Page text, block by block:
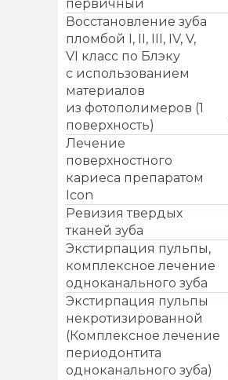
первичный
Восстановление зуба
пломбой I, II, III, IV, V,
VI класс по Блэку
с использованием
материалов
из фотополимеров (1
поверхность)
Лечение
поверхностного
кариеса препаратом
Icon
Ревизия твердых
тканей зуба
Экстирпация пульпы,
комплексное лечение
одноканального зуба
Экстирпация пульпы
некротизированной
(Комплексное лечение
периодонтита
одноканального зуба)